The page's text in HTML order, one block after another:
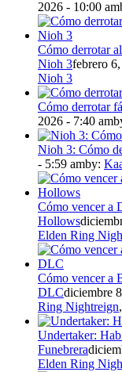
2026 - 10:00 am
Cómo derrotar
Nioh 3febrero
Nioh 3
Cómo derrotar
2026 - 7:40 am
Nioh 3: Cómo
- 5:59 amby:
Cómo vencer a
Hollows
Elden Ring
Cómo vencer a
DLCdiciembre
Ring Nightreign,
Undertaker:
Funebrera
Elden Ring